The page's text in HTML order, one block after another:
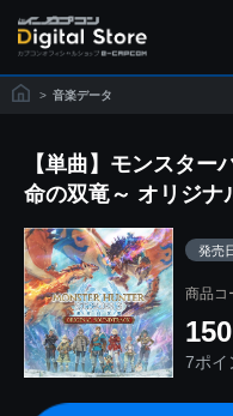
> 音楽データ
【単曲】モンスタ
命の双竜～ オリジナ
発売
商品コ
7ポイ